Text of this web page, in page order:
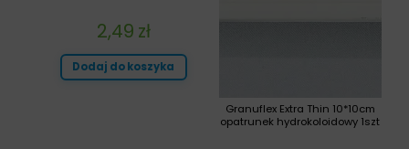
Granuflex Extra Thin 10*10cm
opatrunek hydrokoloidowy 1szt
2,49 zł
Dodaj do koszyka